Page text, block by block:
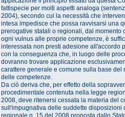
fattispecie per molti aspetti analoga
2004), secondo cui la necessità che
intesa impedisce che possa ravvisarsi una
prerogative statali o regionali, dal momento
ogni vulnus alle proprie competenze, è
interessata non presti adesione all'accordo
con la conseguenza che, in luogo delle
dovranno trovare applicazione
carattere generale e comune sulla base del
delle competenze.
Da ciò deriva che, per effetto della
procedimentale contenuta nella legge
2008, deve ritenersi cessata la materia del
sull'impugnativa delle suddette disposizioni
regionale n. 15 del 2008 proposta dallo